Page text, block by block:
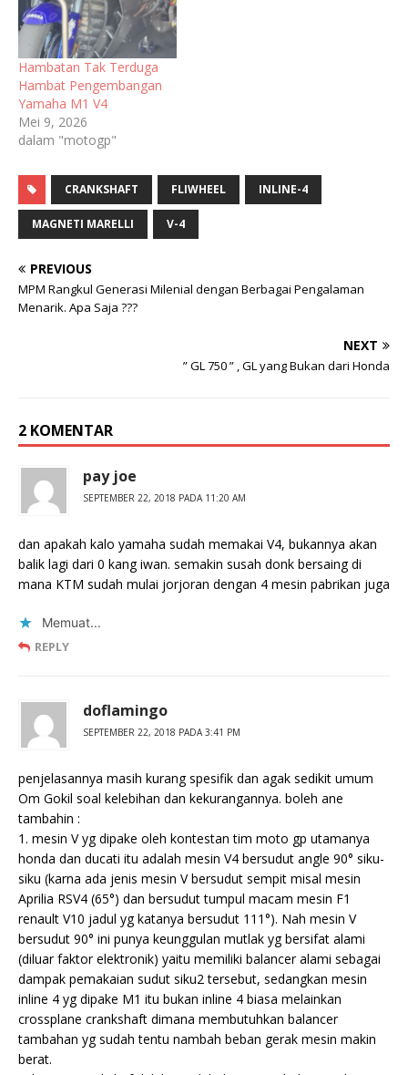
Hambatan Tak Terduga
Hambat Pengembangan
Yamaha M1 V4
Mei 9, 2026
dalam "motogp"
CRANKSHAFT FLIWHEEL INLINE-4
MAGNETI MARELLI V-4
PREVIOUS
MPM Rangkul Generasi Milenial dengan Berbagai Pengalaman
Menarik. Apa Saja ???
NEXT
” GL 750 ” , GL yang Bukan dari Honda
2 KOMENTAR
pay joe
SEPTEMBER 22, 2018 PADA 11:20 AM
dan apakah kalo yamaha sudah memakai V4, bukannya akan
balik lagi dari 0 kang iwan. semakin susah donk bersaing di
mana KTM sudah mulai jorjoran dengan 4 mesin pabrikan juga
Memuat...
REPLY
doflamingo
SEPTEMBER 22, 2018 PADA 3:41 PM
penjelasannya masih kurang spesifik dan agak sedikit umum
Om Gokil soal kelebihan dan kekurangannya. boleh ane
tambahin :
1. mesin V yg dipake oleh kontestan tim moto gp utamanya
honda dan ducati itu adalah mesin V4 bersudut angle 90° siku-
siku (karna ada jenis mesin V bersudut sempit misal mesin
Aprilia RSV4 (65°) dan bersudut tumpul macam mesin F1
renault V10 jadul yg katanya bersudut 111°). Nah mesin V
bersudut 90° ini punya keunggulan mutlak yg bersifat alami
(diluar faktor elektronik) yaitu memiliki balancer alami sebagai
dampak pemakaian sudut siku2 tersebut, sedangkan mesin
inline 4 yg dipake M1 itu bukan inline 4 biasa melainkan
crossplane crankshaft dimana membutuhkan balancer
tambahan yg sudah tentu nambah beban gerak mesin makin
berat.